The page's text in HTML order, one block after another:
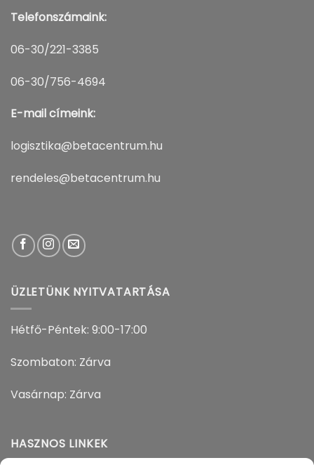
Telefonszámaink:
06-30/221-3385
06-30/756-4694
E-mail címeink:
logisztika@betacentrum.hu
rendeles@betacentrum.hu
ÜZLETÜNK NYITVATARTÁSA
Hétfő-Péntek: 9:00-17:00
Szombaton: Zárva
Vasárnap: Zárva
HASZNOS LINKEK